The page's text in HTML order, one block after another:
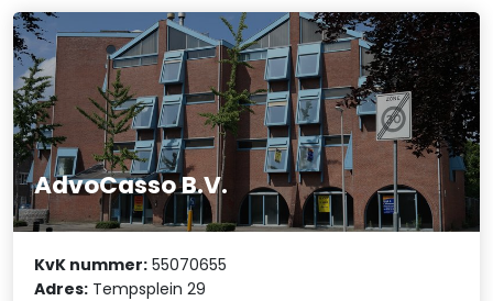
AdvoCasso B.V.
KvK nummer: 55070655
Adres: Tempsplein 29